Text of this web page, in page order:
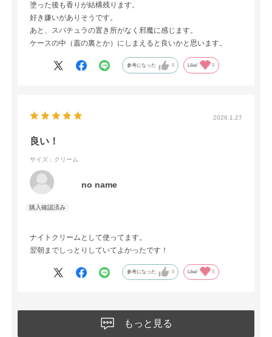
塗った後も香りが結構残ります。
好き嫌いがありそうです。
あと、スパチュラの置き所がなく邪魔に感じます。
ケースの中（蓋の裏とか）にしまえると良いかと思います。
参考になった 0 Like! 0
2026.1.27
良い！
サイズ：クリーム
no name
ナイトクリームとして使ってます。
翌朝までしっとりしていてよかったです！
参考になった 0 Like! 0
もっと見る